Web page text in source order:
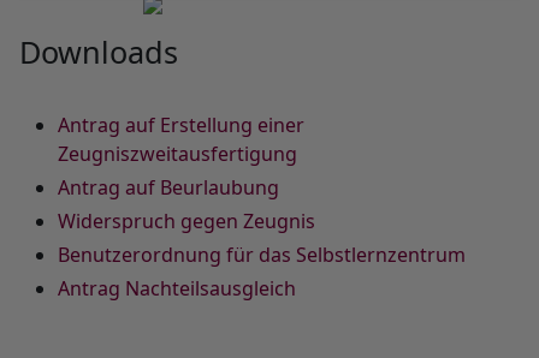
Downloads
Antrag auf Erstellung einer
Zeugniszweitausfertigung
Antrag auf Beurlaubung
Widerspruch gegen Zeugnis
Benutzerordnung für das Selbstlernzentrum
Antrag Nachteilsausgleich